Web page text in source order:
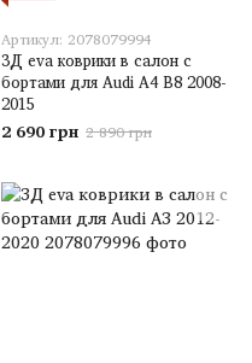
Артикул: 2078079994
3Д eva коврики в салон с
бортами для Audi A4 В8 2008-
2015
2 690 грн 2 890 грн